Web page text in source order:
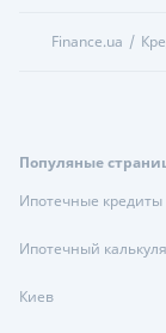
Finance.ua
Популяные
Ипотечные
Ипотечный
Киев